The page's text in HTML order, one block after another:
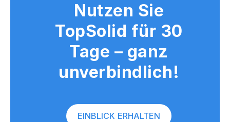
Nutzen Sie
TopSolid für 30
Tage – ganz
unverbindlich!
EINBLICK ERHALTEN